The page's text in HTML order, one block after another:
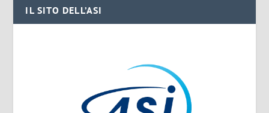
IL SITO DELL’ASI